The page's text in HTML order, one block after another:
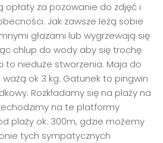
opłaty za pozowanie do zdjęć i
Jak zawsze leżą sobie
głazami lub wygrzewają się
chlup do wody aby się trochę
to nieduże stworzenia. Maja do
ok 3 kg. Gatunek to pingwin
Rozkładamy się na plaży na
na te platformy
plaży ok. 300m, gdzie możemy
tych sympatycznych